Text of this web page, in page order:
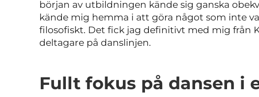
början av utbildningen kände sig ganska
kände mig hemma i att göra något som inte
filosofiskt. Det fick jag definitivt med mig från
deltagare på danslinjen.
Fullt fokus på dansen i